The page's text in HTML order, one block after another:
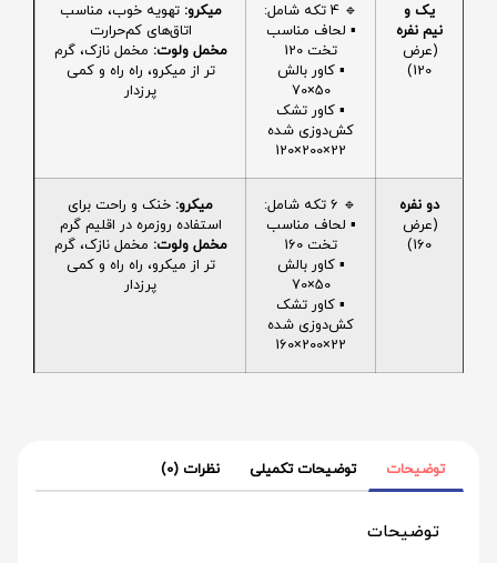
یک و
نیم نفره
(عرض
120)
🔹 4 تکه شامل:
▪️ لحاف مناسب
تخت 120
▪️ کاور بالش
50×70
▪️ کاور تشک
کش‌دوزی شده
22×200×120
میکرو: تهویه خوب، مناسب
اتاق‌های کم‌حرارت
مخمل ولوت: مخمل نازک، گرم
تر از میکرو، راه راه و کمی
پرزدار
دو نفره
(عرض
160)
🔹 6 تکه شامل:
▪️ لحاف مناسب
تخت 160
▪️ کاور بالش
50×70
▪️ کاور تشک
کش‌دوزی شده
22×200×160
میکرو: خنک و راحت برای
استفاده روزمره در اقلیم گرم
مخمل ولوت: مخمل نازک، گرم
تر از میکرو، راه راه و کمی
پرزدار
توضیحات توضیحات تکمیلی نظرات (0)
توضیحات